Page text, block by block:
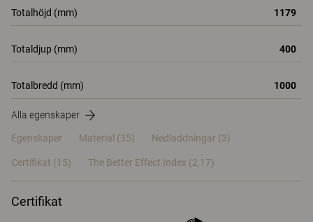
Totalhöjd (mm) 1179
Totaldjup (mm) 400
Totalbredd (mm) 1000
Alla egenskaper
Egenskaper Material (35) Nedladdningar (3)
Certifikat (15) The Better Effect Index (2,17)
Certifikat